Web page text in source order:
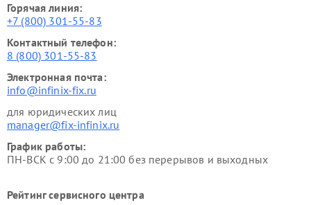
Горячая линия:
+7 (800) 301-55-83
Контактный телефон:
8 (800) 301-55-83
Электронная почта:
info@infinix-fix.ru
для юридических лиц
manager@fix-infinix.ru
График работы:
ПН-ВСК с 9:00 до 21:00 без перерывов и выходных
Рейтинг сервисного центра